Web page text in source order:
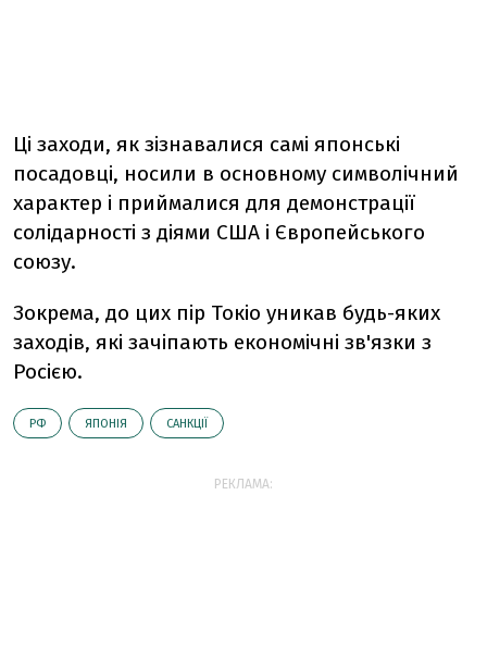
Ці заходи, як зізнавалися самі японські
посадовці, носили в основному символічний
характер і приймалися для демонстрації
солідарності з діями США і Європейського
союзу.
Зокрема, до цих пір Токіо уникав будь-яких
заходів, які зачіпають економічні зв'язки з
Росією.
РФ ЯПОНІЯ САНКЦІЇ
РЕКЛАМА: